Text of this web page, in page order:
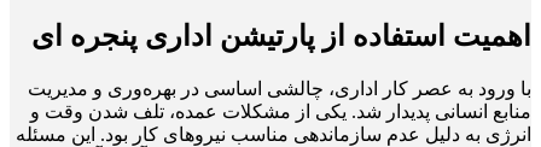
اهمیت استفاده از پارتیشن اداری پنجره ای
با ورود به عصر کار اداری، چالشی اساسی در بهره‌وری و مدیریت
منابع انسانی پدیدار شد. یکی از مشکلات عمده، تلف شدن وقت و
انرژی به دلیل عدم سازماندهی مناسب نیروهای کار بود. این مسئله